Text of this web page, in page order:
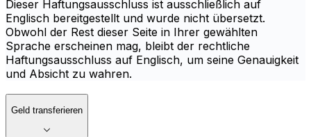
Dieser Haftungsausschluss ist ausschließlich auf
Englisch bereitgestellt und wurde nicht übersetzt.
Obwohl der Rest dieser Seite in Ihrer gewählten
Sprache erscheinen mag, bleibt der rechtliche
Haftungsausschluss auf Englisch, um seine Genauigkeit
und Absicht zu wahren.
Geld transferieren